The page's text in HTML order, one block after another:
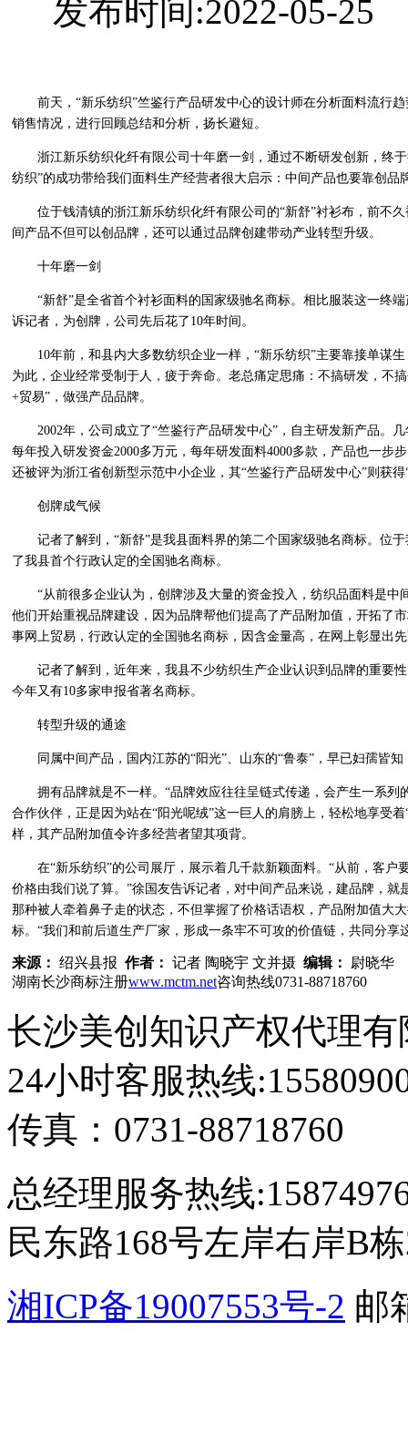
发布时间:2022-05-25
前天，“新乐纺织”竺鉴行产品研发中心的设计师在分析面料流行趋
销售情况，进行回顾总结和分析，扬长避短。
浙江新乐纺织化纤有限公司十年磨一剑，通过不断研发创新，终于
纺织”的成功带给我们面料生产经营者很大启示：中间产品也要靠创
位于钱清镇的浙江新乐纺织化纤有限公司的“新舒”衬衫布，前不久
间产品不但可以创品牌，还可以通过品牌创建带动产业转型升级。
十年磨一剑
“新舒”是全省首个衬衫面料的国家级驰名商标。相比服装这一终端
诉记者，为创牌，公司先后花了10年时间。
10年前，和县内大多数纺织企业一样，“新乐纺织”主要靠接单谋生
为此，企业经常受制于人，疲于奔命。老总痛定思痛：不搞研发，不
+贸易”，做强产品品牌。
2002年，公司成立了“竺鉴行产品研发中心”，自主研发新产品。
每年投入研发资金2000多万元，每年研发面料4000多款，产品也一步
还被评为浙江省创新型示范中小企业，其“竺鉴行产品研发中心”则获
创牌成气候
记者了解到，“新舒”是我县面料界的第二个国家级驰名商标。位于
了我县首个行政认定的全国驰名商标。
“从前很多企业认为，创牌涉及大量的资金投入，纺织品面料是中
他们开始重视品牌建设，因为品牌帮他们提高了产品附加值，开拓了
事网上贸易，行政认定的全国驰名商标，因含金量高，在网上彰显出
记者了解到，近年来，我县不少纺织生产企业认识到品牌的重要性
今年又有10多家申报省著名商标。
转型升级的通途
同属中间产品，国内江苏的“阳光”、山东的“鲁泰”，早已妇孺皆知
拥有品牌就是不一样。“品牌效应往往呈链式传递，会产生一系列
合作伙伴，正是因为站在“阳光呢绒”这一巨人的肩膀上，轻松地享受
样，其产品附加值令许多经营者望其项背。
在“新乐纺织”的公司展厅，展示着几千款新颖面料。“从前，客户
价格由我们说了算。”徐国友告诉记者，对中间产品来说，建品牌，
那种被人牵着鼻子走的状态，不但掌握了价格话语权，产品附加值大
标。“我们和前后道生产厂家，形成一条牢不可攻的价值链，共同分享
来源： 绍兴县报 作者： 记者 陶晓宇 文并摄 编辑：
尉晓华
湖南长沙商标注册www.mctm.net咨询热线0731-88718760
长沙美创知识产权代理
24小时客服热线
传真：0731-88718760
总经理服务热线
民东路168号左岸右岸B
湘ICP备19007553号-2 邮